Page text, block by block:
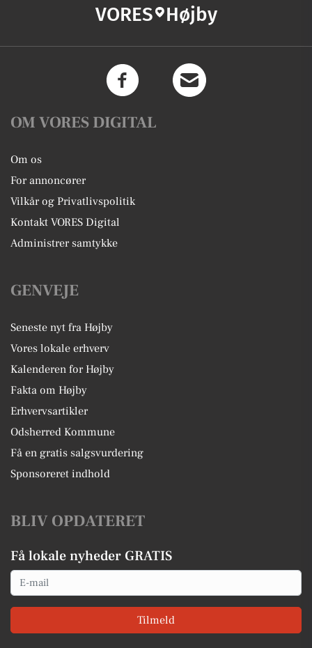
VORES Højby
OM VORES DIGITAL
Om os
For annoncører
Vilkår og Privatlivspolitik
Kontakt VORES Digital
Administrer samtykke
GENVEJE
Seneste nyt fra Højby
Vores lokale erhverv
Kalenderen for Højby
Fakta om Højby
Erhvervsartikler
Odsherred Kommune
Få en gratis salgsvurdering
Sponsoreret indhold
BLIV OPDATERET
Få lokale nyheder GRATIS
Email
Tilmeld